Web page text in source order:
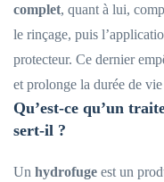
complet, quant à lui,
le rinçage, puis
protecteur. Ce dernier
et prolonge la durée de
Qu’est-ce qu’un
sert-il ?
Un hydrofuge est un